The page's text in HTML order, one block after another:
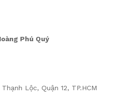
Phú Quý
Lộc, Quận 12, TP.HCM